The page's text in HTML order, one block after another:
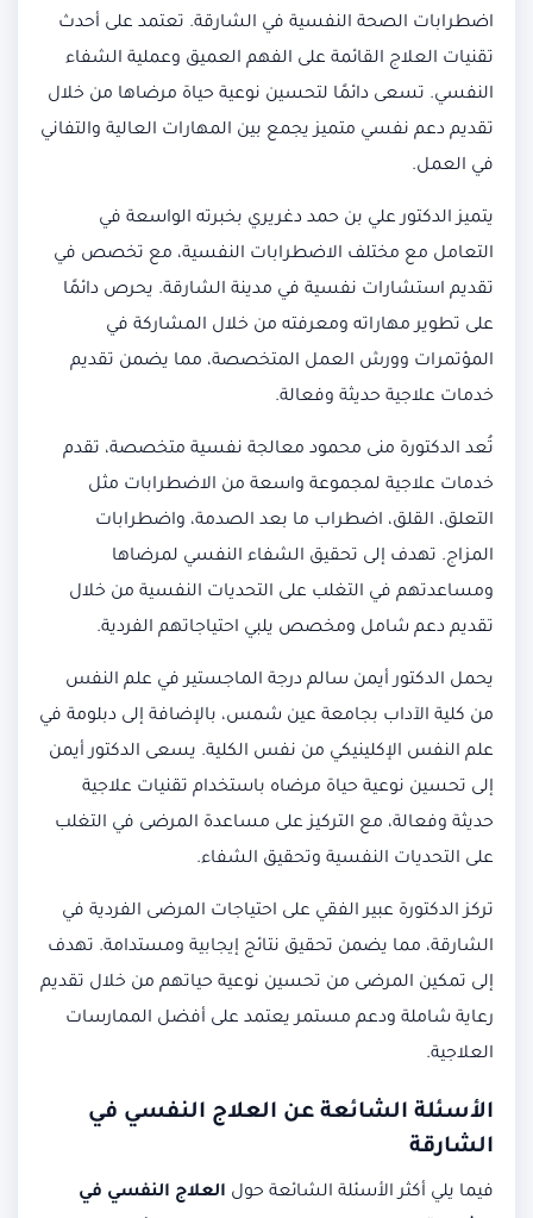
اضطرابات الصحة النفسية في الشارقة. تعتمد على أحدث
تقنيات العلاج القائمة على الفهم العميق وعملية الشفاء
النفسي. تسعى دائمًا لتحسين نوعية حياة مرضاها من خلال
تقديم دعم نفسي متميز يجمع بين المهارات العالية والتفاني
في العمل.
يتميز الدكتور علي بن حمد دغريري بخبرته الواسعة في
التعامل مع مختلف الاضطرابات النفسية، مع تخصص في
تقديم استشارات نفسية في مدينة الشارقة. يحرص دائمًا
على تطوير مهاراته ومعرفته من خلال المشاركة في
المؤتمرات وورش العمل المتخصصة، مما يضمن تقديم
خدمات علاجية حديثة وفعالة.
تُعد الدكتورة منى محمود معالجة نفسية متخصصة، تقدم
خدمات علاجية لمجموعة واسعة من الاضطرابات مثل
التعلق، القلق، اضطراب ما بعد الصدمة، واضطرابات
المزاج. تهدف إلى تحقيق الشفاء النفسي لمرضاها
ومساعدتهم في التغلب على التحديات النفسية من خلال
تقديم دعم شامل ومخصص يلبي احتياجاتهم الفردية.
يحمل الدكتور أيمن سالم درجة الماجستير في علم النفس
من كلية الآداب بجامعة عين شمس، بالإضافة إلى دبلومة في
علم النفس الإكلينيكي من نفس الكلية. يسعى الدكتور أيمن
إلى تحسين نوعية حياة مرضاه باستخدام تقنيات علاجية
حديثة وفعالة، مع التركيز على مساعدة المرضى في التغلب
على التحديات النفسية وتحقيق الشفاء.
تركز الدكتورة عبير الفقي على احتياجات المرضى الفردية في
الشارقة، مما يضمن تحقيق نتائج إيجابية ومستدامة. تهدف
إلى تمكين المرضى من تحسين نوعية حياتهم من خلال تقديم
رعاية شاملة ودعم مستمر يعتمد على أفضل الممارسات
العلاجية.
الأسئلة الشائعة عن العلاج النفسي في
الشارقة
فيما يلي أكثر الأسئلة الشائعة حول العلاج النفسي في